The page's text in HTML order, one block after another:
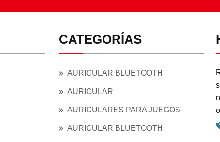
CATEGORÍAS
AURICULAR BLUETOOTH
AURICULAR
AURICULARES PARA JUEGOS
AURICULAR BLUETOOTH